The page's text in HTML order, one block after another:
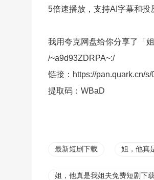
5倍速播放，支持AI字幕和投
我用夸克网盘给你分享了「
/~a9d93ZDRPA~:/
链接：https://pan.quark.cn/
提取码：WBaD
最新短剧下载 姐，他真
姐，他真是我姐夫免费短剧下载